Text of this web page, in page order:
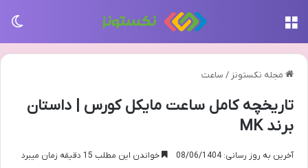
مجله نکستونز / ساعت
تاریخچه کامل ساعت مایکل کورس | داستان
برند MK
آخرین به روز رسانی: 08/06/1404 خواندن این مطلب 15 دقیقه زمان میبرد